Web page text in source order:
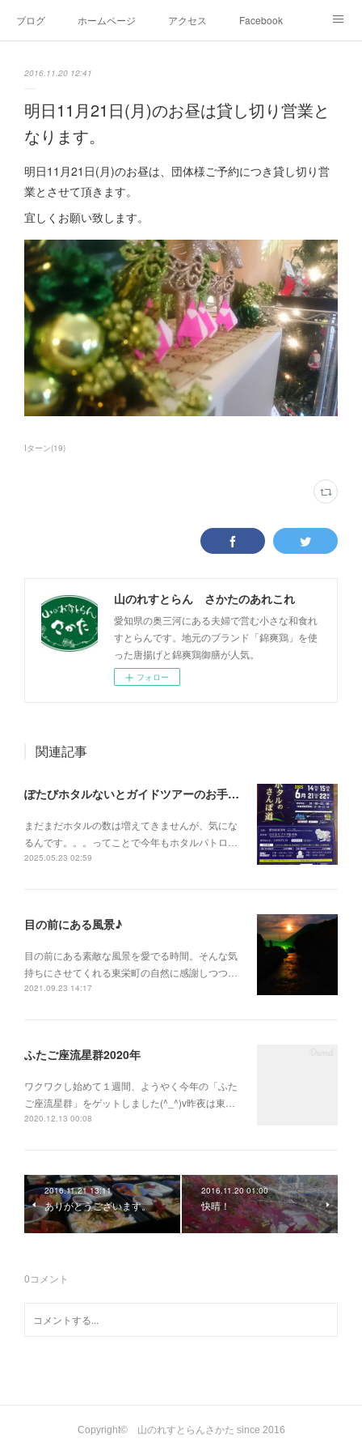
ブログ ホームページ アクセス Facebook
2016.11.20 12:41
明日11月21日(月)のお昼は貸し切り営業と
なります。
明日11月21日(月)のお昼は、団体様ご予約につき貸し切り営
業とさせて頂きます。
宜しくお願い致します。
Iターン(19)
山のれすとらん さかたのあれこれ
愛知県の奥三河にある夫婦で営む小さな和食れ
すとらんです。地元のブランド「錦爽鶏」を使
った唐揚げと錦爽鶏御膳が人気。
フォロー
関連記事
ぽたびホタルないとガイドツアーのお手伝い。
まだまだホタルの数は増えてきませんが、気にな
るんです。。。ってことで今年もホタルパトロ…
2025.05.23 02:59
目の前にある風景♪
目の前にある素敵な風景を愛でる時間。そんな気
持ちにさせてくれる東栄町の自然に感謝しつつ…
2021.09.23 14:17
ふたご座流星群2020年
ワクワクし始めて１週間、ようやく今年の「ふた
ご座流星群」をゲットしました(^_^)v昨夜は東…
2020.12.13 00:08
2016.11.21 13:11
ありがとうございます。
2016.11.20 01:00
快晴！
0コメント
Copyright© 山のれすとらんさかた since 2016